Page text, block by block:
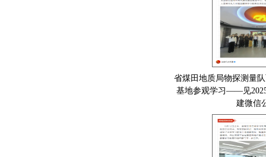
省煤田地质局物探测量
基地参观学习——见
建微信